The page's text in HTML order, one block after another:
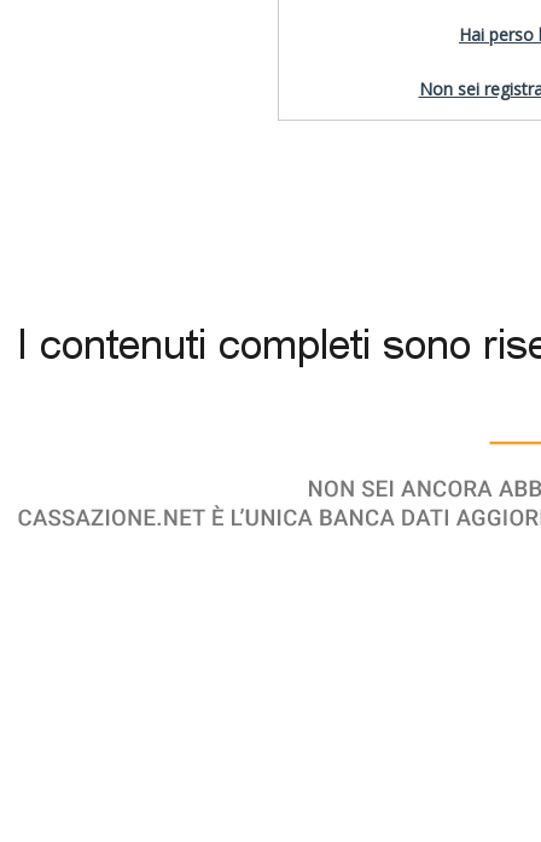
Hai perso
Non sei